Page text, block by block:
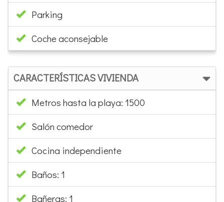
Parking
Coche aconsejable
CARACTERÍSTICAS VIVIENDA
Metros hasta la playa: 1500
Salón comedor
Cocina independiente
Baños: 1
Bañeras: 1